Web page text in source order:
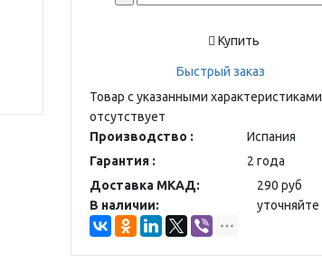
Купить
Быстрый заказ
Товар с указанными характеристиками
отсутствует
Производство :
Испания
Гарантия :
2 года
Доставка МКАД:
290 руб
В наличии:
уточняйте